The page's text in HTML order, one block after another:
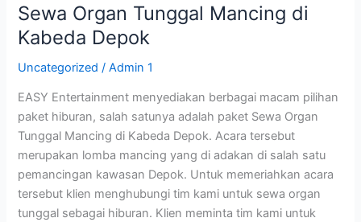
Sewa Organ Tunggal Mancing di
Kabeda Depok
Uncategorized /Admin 1
EASY Entertainment menyediakan berbagai macam pilihan
paket hiburan, salah satunya adalah paket Sewa Organ
Tunggal Mancing di Kabeda Depok. Acara tersebut
merupakan lomba mancing yang di adakan di salah satu
pemancingan kawasan Depok. Untuk memeriahkan acara
tersebut klien menghubungi tim kami untuk sewa organ
tunggal sebagai hiburan. Klien meminta tim kami untuk